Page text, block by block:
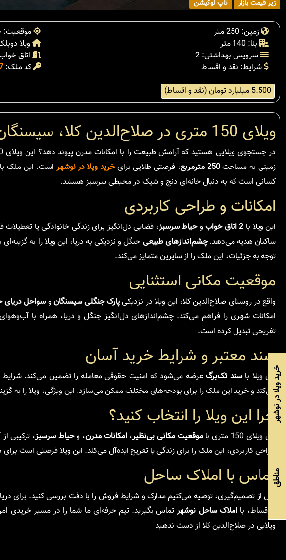
زیر قیمت بازار تاپ لوکیشن
زمین: 250 متر
موقعیت:
بنا: 140 متر
ویلا
سرویس بهداشتی: 2
اتاق
شرایط: نقد و اقساط
کد ملک:
5.500 میلیارد تومان (نقد و اقساط)
ویلای 150 متری در صلاح‌الدین کلا، سیسنگان: فرصتی برای زندگی در طبیعت
زمینی به مساحت250 مترمربع ، فرصتی طلایی برایخرید ویلا در نوشهر است. این ملک
کسانی است که به دنبال خانه‌ای دنج و شیک در محیطی سرسبز هستند.
امکانات و طراحی کاربردی
این ویلا با 2 اتاق خواب وحیاط سرسبز، فضایی دل‌انگیز برای زندگی خانوادگی یا
ساکنان هدیه می‌دهد.چشم‌اندازهای طبیعی جنگل و نزدیکی به دریا، این ویلا را به
توجه به جزئیات، این ملک را از سایرین متمایز می‌کند.
موقعیت مکانی استثنایی
واقع در روستای صلاح‌الدین کلا، این ویلا در نزدیکیپارک جنگلی سیسنگان وسواحل دریای
امکانات شهری را فراهم می‌کند. چشم‌اندازهای دل‌انگیز جنگل و دریا، همراه با
تفریحی تبدیل کرده است.
سند معتبر و شرایط خرید آسان
این ویلا باسند تک‌برگعرضه می‌شود که امنیت حقوقی معامله را تضمین می‌کند. شرایط
می‌کند و خرید این ملک را برای بودجه‌های مختلف ممکن می‌سازد. این ویژگی، ویلا را به
چرا این ویلا را انتخاب کنید؟
این ویلای 150 متری با موقعیت مکانی بی‌نظیر،امکانات مدرن، وحیاط سرسبز، ترکیبی
طراحی کاربردی، این ملک را برای زندگی یا تفریح ایده‌آل می‌کند. این ویلا فرصتی است
تماس با املاک ساحل
قبل از تصمیم‌گیری، توصیه می‌کنیم مدارک و شرایط فروش را با دقت بررسی کنید. برای
و اقساط، بااملاک ساحل نوشهرتماس بگیرید. تیم حرفه‌ای ما شما را در مسیر خریدی
ویلایی در صلاح‌الدین کلا از دست ندهید
خرید ویلا در نوشهر
مناطق